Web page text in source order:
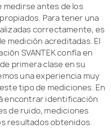
antes de los
Para tener una
correctamente, es
medición acreditadas. El
SVANTEK confía en
primera clase en su
una experiencia muy
tipo de mediciones. En
encontrar identificación
de ruido, mediciones
resultados obtenidos.